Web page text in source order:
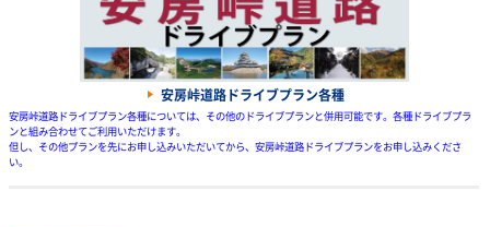
安房峠道路ドライブプラン各種
安房峠道路ドライブプラン各種については、その他のドライブプランと併用可能です。各種ドライブプラ
ンと組み合わせてご利用いただけます。
但し、その他プランを先にお申し込みいただいてから、安房峠道路ドライブプランをお申し込みくださ
い。